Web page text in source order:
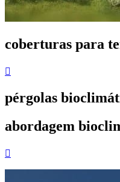
coberturas para

pérgolas
abordagem
